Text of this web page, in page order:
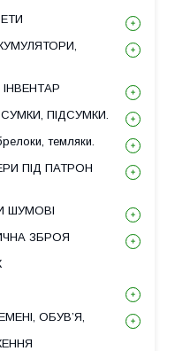
ПІДСУМКИ.
темляки.
ПІД ПАТРОН
ШУМОВІ
ЗБРОЯ
ОБУВ’Я,